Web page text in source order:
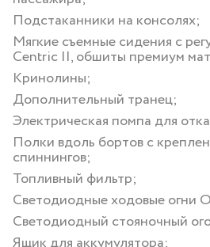
Подстаканники на консолях;
Мягкие съемные сидения с
Centric II, обшиты премиум
Кринолины;
Дополнительный транец;
Электрическая помпа для
Полки вдоль бортов с
спиннингов;
Топливный фильтр;
Светодиодные ходовые огни
Светодиодный стояночный
Ящик для аккумулятора;